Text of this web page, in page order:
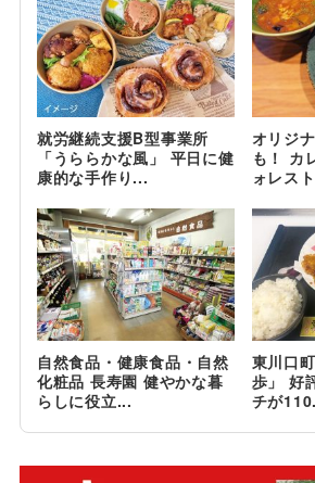
就労継続支援B型事業所
「うららかな風」 平日に健
康的な手作り...
オリジ
も！ カ
ォレス
自然食品・健康食品・自然
化粧品 長寿園 健やかな暮
らしに役立...
東川口
歩」 好
チが